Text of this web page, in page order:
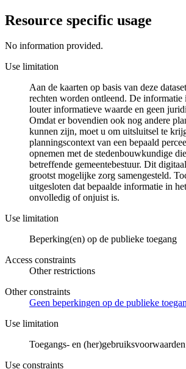
Resource specific usage
No information provided.
Use limitation
Aan de kaarten op basis van deze
rechten worden ontleend. De informatie
louter informatieve waarde en geen
Omdat er bovendien ook nog andere
kunnen zijn, moet u om uitsluitsel te
planningscontext van een bepaald
opnemen met de stedenbouwkundige
betreffende gemeentebestuur. Dit
grootst mogelijke zorg samengesteld.
uitgesloten dat bepaalde informatie in
onvolledig of onjuist is.
Use limitation
Beperking(en) op de publieke toegang
Access constraints
Other restrictions
Other constraints
Geen beperkingen op de publieke
Use limitation
Toegangs- en (her)gebruiksvoorwaarden
Use constraints